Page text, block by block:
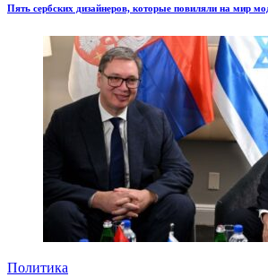
Пять сербских дизайнеров, которые повиляли на мир
Политика